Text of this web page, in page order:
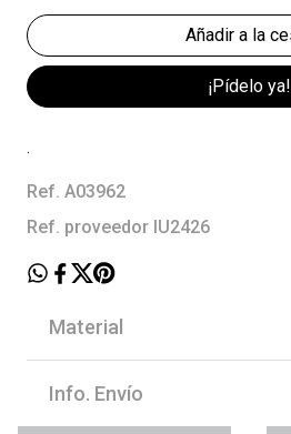
¡Pídelo ya!
.
Ref. A03962
Ref. proveedor IU2426
Material
Info. Envío